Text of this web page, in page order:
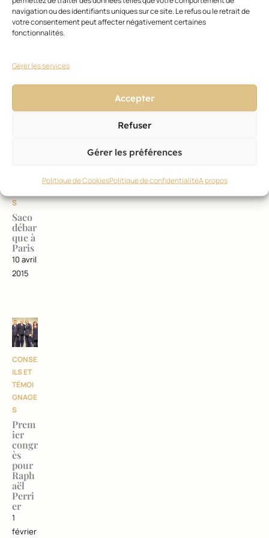
navigation ou des identifiants uniques sur ce site. Le refus ou le retrait de
votre consentement peut affecter négativement certaines
fonctionnalités.
Gérer les services
Accepter
Refuser
Gérer les préférences
Politique de CookiesPolitique de confidentialitéA propos
Saco
débar
que à
2015
S
Saco
débar
que à
Paris
10 avril
2015
CONSE
ILS ET
TÉMOI
GNAGE
S
Prem
ier
congr
ès
pour
Raph
aël
Perri
er
1
février